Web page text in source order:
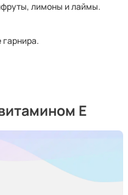
лимоны и лаймы.
гарнира.
Е